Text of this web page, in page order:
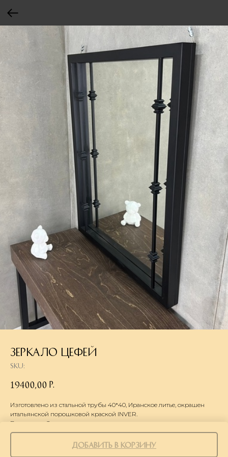
Зеркало Цефей
SKU:
19400,00 р.
Добавить в корзину
Изготовлено из стальной трубы 40*40, Иранское литье, окрашен
итальянской порошковой краской INVER.
Вид товара: Зеркало
lwh: 60x800x1000 mm